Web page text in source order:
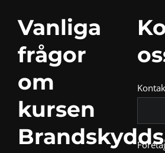
Vanliga
frågor
om
kursen